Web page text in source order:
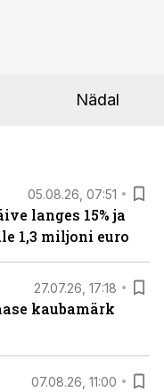
Nädal
05.08.26, 07:51
langes 15% ja
1,3 miljoni euro
27.07.26, 17:18
kaubamärk
07.08.26, 11:00